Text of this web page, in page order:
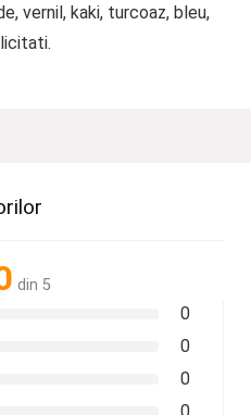
vernil, kaki, turcoaz, bleu,
din 5
0
0
0